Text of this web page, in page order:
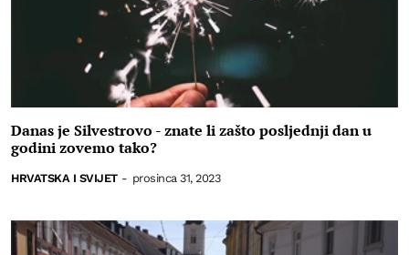
Danas je Silvestrovo - znate li zašto posljednji dan u
godini zovemo tako?
HRVATSKA I SVIJET - prosinca 31, 2023